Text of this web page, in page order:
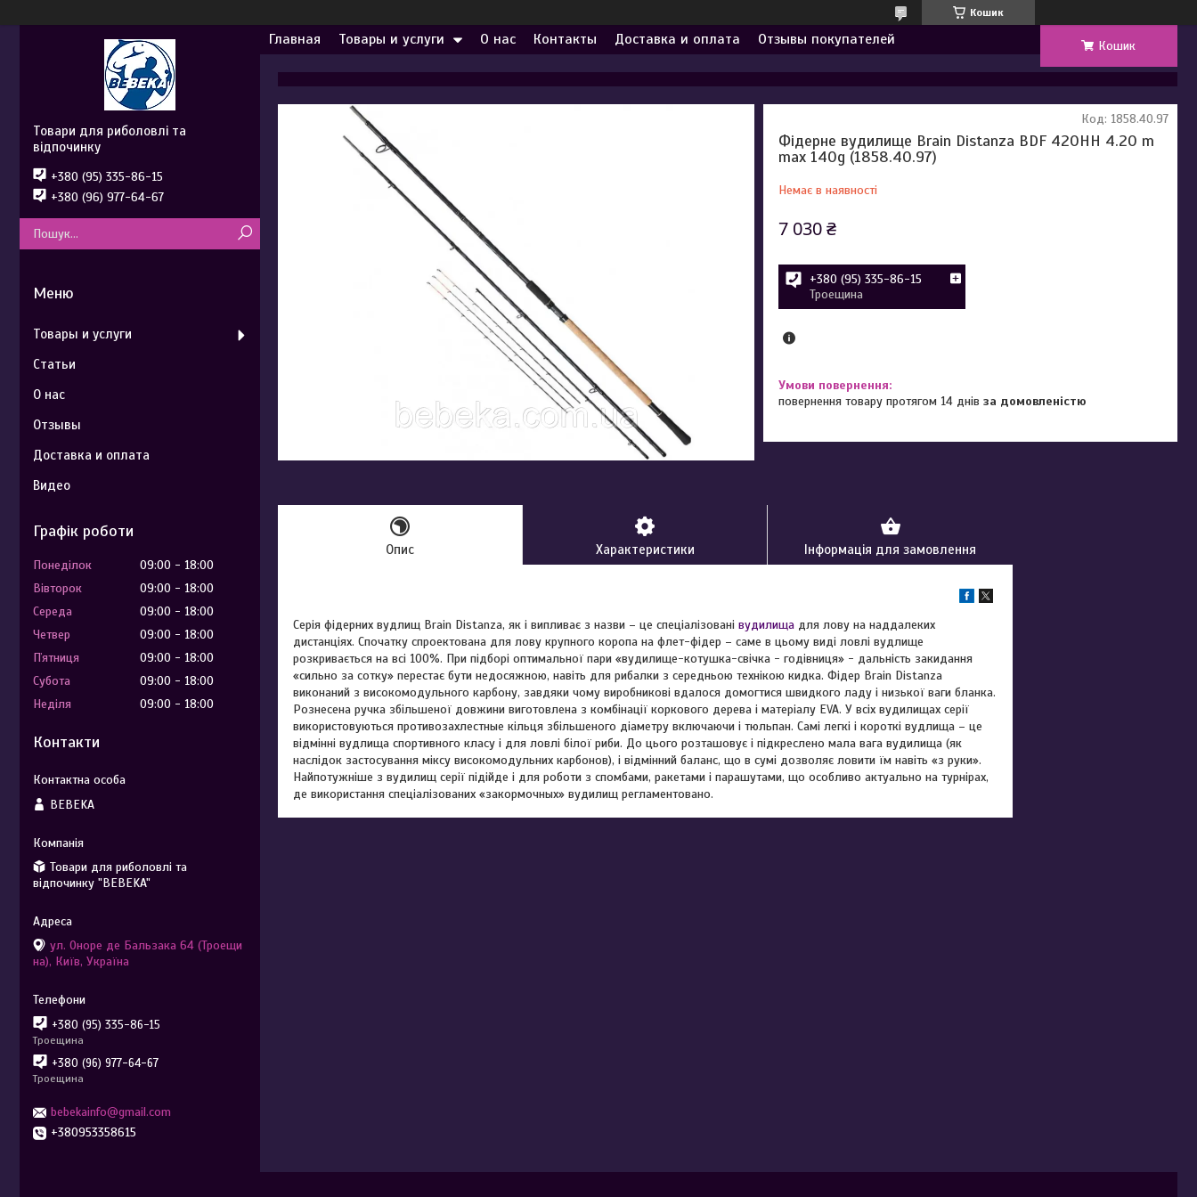
Кошик
Главная Товары и услуги О нас Контакты Доставка и оплата Отзывы покупателей Кошик
Фідерне вудилище Brain Distanza BDF 420HH 4.20 m
max 140g (1858.40.97)
Немає в наявності
Код: 1858.40.97
7 030 ₴
+380 (95) 335-86-15
Троещина
повернення товару протягом 14 днівза домовленістю
Опис Характеристики Інформація для замовлення
Серія фідерних вудлищ Brain Distanza, як і випливає з назви – це спеціалізовані вудилища для лову на наддалеких
дистанціях. Спочатку спроектована для лову крупного коропа на флет-фідер – саме в цьому виді ловлі вудлище
розкривається на всі 100%. При підборі оптимальної пари «вудилище-котушка-свічка - годівниця» - дальність закидання
«сильно за сотку» перестає бути недосяжною, навіть для рибалки з середньою технікою кидка. Фідер Brain Distanza
виконаний з високомодульного карбону, завдяки чому виробникові вдалося домогтися швидкого ладу і низької ваги бланка.
Рознесена ручка збільшеної довжини виготовлена з комбінації коркового дерева і матеріалу EVA. У всіх вудилищах серії
використовуються противозахлестные кільця збільшеного діаметру включаючи і тюльпан. Самі легкі і короткі вудлища – це
відмінні вудлища спортивного класу і для ловлі білої риби. До цього розташовує і підкреслено мала вага вудилища (як
наслідок застосування міксу високомодульних карбонов), і відмінний баланс, що в сумі дозволяє ловити їм навіть «з руки».
Найпотужніше з вудилищ серії підійде і для роботи з спомбами, ракетами і парашутами, що особливо актуально на турнірах,
де використання спеціалізованих «закормочных» вудилищ регламентовано.
Товари для риболовлі та
відпочинку
+380 (95) 335-86-15
+380 (96) 977-64-67
Товары и услуги
Статьи
О нас
Отзывы
Доставка и оплата
Видео
Графік роботи
Понеділок 09:00
18:00
Вівторок
09:00
18:00
Середа
09:00
18:00
Четвер
09:00
18:00
Пʼятниця
09:00
18:00
Субота
09:00
18:00
Неділя
09:00 18:00
Контакти
BEBEKA
Товари для риболовлі та
відпочинку "BEBEKA"
ул. Оноре де Бальзака 64 (Троещи
на), Київ, Україна
+380 (95) 335-86-15
Троещина
+380 (96) 977-64-67
Троещина
bebekainfo@gmail.com
+380953358615